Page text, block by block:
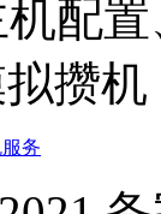
配
攒机
务